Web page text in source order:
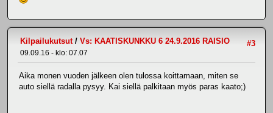
#3
Kilpailukutsut/ Vs: KAATISKUNKKU 6 24.9.2016 RAISIO
09.09.16 - klo: 07.07
Aika monen vuoden jälkeen olen tulossa koittamaan, miten se
auto siellä radalla pysyy. Kai siellä palkitaan myös paras kaato;)